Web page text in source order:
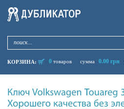
КОРЗИНА: 0 товаров сумма 0.00 грн